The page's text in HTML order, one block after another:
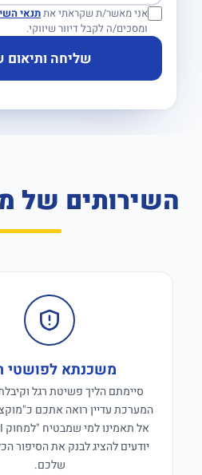
אני מאשר/ת שקראתי אתתנאי
ומסכים/ה לקבל דיוור שיווקי.
שליחה ותיאום
השירותים של
משכנתא לפושטי
סיימתם הליך פשיטת רגל
המערכת עדיין רואה אתכם
יודעים להציג לבנק את הסיפור
שלכם.